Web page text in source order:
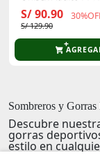
S/ 90.90
S/ 129.90
Sombreros y
Descubre
gorras
estilo en